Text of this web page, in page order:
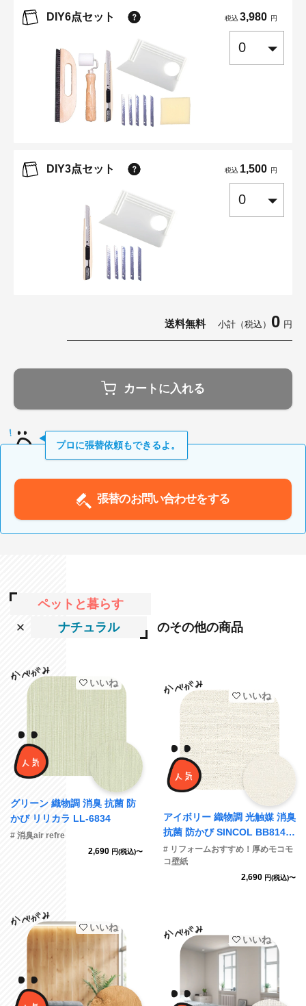
DIY6点セット 税込 3,980 円
DIY3点セット 税込 1,500 円
送料無料 小計（税込） 0 円
カートに入れる
プロに張替依頼もできるよ。
張替のお問い合わせをする
ペットと暮らす
ナチュラル
のその他の商品
いいね
グリーン 織物調 消臭 抗菌 防
かび リリカラ LL-6834
# 消臭air refre
2,690 円(税込)〜
いいね
アイボリー 織物調 光触媒 消臭
抗菌 防かび SINCOL BB8149
旧品番BB9069
# リフォームおすすめ！厚めモコモ
コ壁紙
2,690 円(税込)〜
いいね
いいね